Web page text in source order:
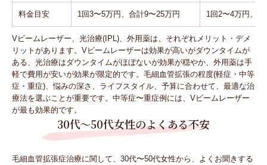
料金目安 1回3〜5万円、合計9〜25万円 1回2〜4万円、
Vビームレーザー、光治療(IPL)、外用薬は、それぞれメリット・デメ
リットがあります。Vビームレーザーは効果が高いがダウンタイムが
ある、光治療はダウンタイムがほぼないが効果が穏やか、外用薬は手
軽で費用が安いが効果が限定的です。毛細血管拡張の程度(軽症・中等
症・重症)、悩みの深さ、ライフスタイル、予算に合わせて、最適な治
療法を選ぶことが重要です。中等症〜重症例には、Vビームレーザー
が最も効果的です。
30代〜50代女性のよくある不安
毛細血管拡張症治療に関して、30代〜50代女性から、よくお聞きする